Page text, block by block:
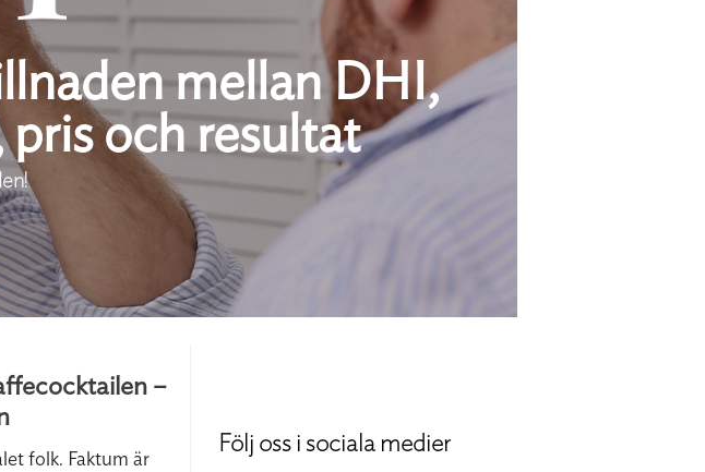
mellan DHI,
pris och resultat
–
folk. Faktum är
Följ oss i sociala medier